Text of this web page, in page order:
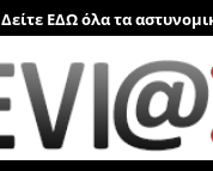
Δείτε ΕΔΩ όλα τα
Δείτε ΕΔΩ όλα τα νέα από
Δείτε ΕΔΩ όλα τα νέα για
Δείτε ΕΔΩ όλες τις
Δείτε ΕΔΩ όλα τα πολιτικά